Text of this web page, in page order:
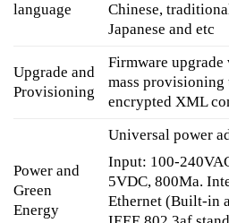
language
Chinese,
Japanese and etc
Upgrade and
Provisioning
Firmware upgrade
mass provisioning
encrypted XML
Power and
Green
Energy
Universal power
Input: 100-
5VDC, 800Ma.
Ethernet (Built-in